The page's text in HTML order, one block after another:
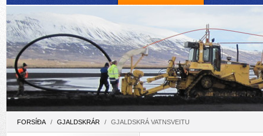
FORSÍÐA / GJALDSKRÁR / GJALDSKRÁ VATNSVEITU